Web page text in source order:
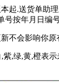
本起.送货单助
号按年月日编
不会影响你
紫,绿,黄,橙表